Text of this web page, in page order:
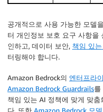
공개적으로 사용 가능한 모델
터 개인정보 보호 요구 사항을
인하고, 데이터 보안, 책임 있
터링해야 합니다.
Amazon Bedrock의 엔터프라
Amazon Bedrock Guardrails를
책임 있는 AI 정책에 맞게 맞
다. 또한 Amazon Bedrock 모